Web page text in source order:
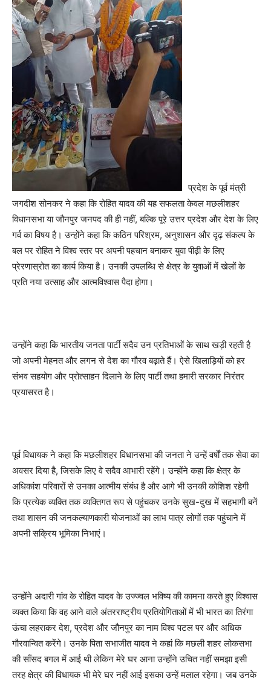
प्रदेश के पूर्व मंत्री
जगदीश सोनकर ने कहा कि रोहित यादव की यह सफलता केवल मछलीशहर
विधानसभा या जौनपुर जनपद की ही नहीं, बल्कि पूरे उत्तर प्रदेश और देश के लिए
गर्व का विषय है। उन्होंने कहा कि कठिन परिश्रम, अनुशासन और दृढ़ संकल्प के
बल पर रोहित ने विश्व स्तर पर अपनी पहचान बनाकर युवा पीढ़ी के लिए
प्रेरणास्रोत का कार्य किया है। उनकी उपलब्धि से क्षेत्र के युवाओं में खेलों के
प्रति नया उत्साह और आत्मविश्वास पैदा होगा।
उन्होंने कहा कि भारतीय जनता पार्टी सदैव उन प्रतिभाओं के साथ खड़ी रहती है
जो अपनी मेहनत और लगन से देश का गौरव बढ़ाते हैं। ऐसे खिलाड़ियों को हर
संभव सहयोग और प्रोत्साहन दिलाने के लिए पार्टी तथा हमारी सरकार निरंतर
प्रयासरत है।
पूर्व विधायक ने कहा कि मछलीशहर विधानसभा की जनता ने उन्हें वर्षों तक सेवा का
अवसर दिया है, जिसके लिए वे सदैव आभारी रहेंगे। उन्होंने कहा कि क्षेत्र के
अधिकांश परिवारों से उनका आत्मीय संबंध है और आगे भी उनकी कोशिश रहेगी
कि प्रत्येक व्यक्ति तक व्यक्तिगत रूप से पहुंचकर उनके सुख-दुख में सहभागी बनें
तथा शासन की जनकल्याणकारी योजनाओं का लाभ पात्र लोगों तक पहुंचाने में
अपनी सक्रिय भूमिका निभाएं।
उन्होंने अदारी गांव के रोहित यादव के उज्ज्वल भविष्य की कामना करते हुए विश्वास
व्यक्त किया कि वह आने वाले अंतरराष्ट्रीय प्रतियोगिताओं में भी भारत का तिरंगा
ऊंचा लहराकर देश, प्रदेश और जौनपुर का नाम विश्व पटल पर और अधिक
गौरवान्वित करेंगे। उनके पिता सभाजीत यादव ने कहां कि मछली शहर लोकसभा
की साँसद बगल में आई थी लेकिन मेरे घर आना उन्होंने उचित नहीं समझा इसी
तरह क्षेत्र की विधायक भी मेरे घर नहीं आई इसका उन्हें मलाल रहेगा। जब उनके